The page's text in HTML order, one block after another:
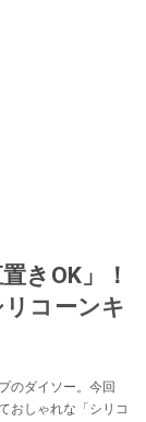
きOK」！
コーンキ
のダイソー。今回
おしゃれな「シリコ